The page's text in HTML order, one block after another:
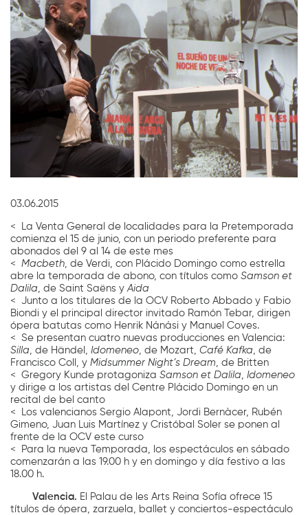
03.06.2015
< La Venta General de localidades para la Pretemporada
comienza el 15 de junio, con un periodo preferente para
abonados del 9 al 14 de este mes
<Macbeth , de Verdi, con Plácido Domingo como estrella
abre la temporada de abono, con títulos comoSamson et
Dalila , de Saint Saëns yAida
< Junto a los titulares de la OCV Roberto Abbado y Fabio
Biondi y el principal director invitado Ramón Tebar, dirigen
ópera batutas como Henrik Nánási y Manuel Coves.
< Se presentan cuatro nuevas producciones en Valencia:
Silla , de Händel,Idomeneo , de Mozart,Café Kafka , de
Francisco Coll, yMidsummer Night’s Dream , de Britten
< Gregory Kunde protagonizaSamson et Dalila ,Idomeneo
y dirige a los artistas del Centre Plácido Domingo en un
recital de bel canto
< Los valencianos Sergio Alapont, Jordi Bernàcer, Rubén
Gimeno, Juan Luis Martínez y Cristóbal Soler se ponen al
frente de la OCV este curso
< Para la nueva Temporada, los espectáculos en sábado
comenzarán a las 19.00 h y en domingo y día festivo a las
18.00 h.
Valencia. El Palau de les Arts Reina Sofía ofrece 15
títulos de ópera, zarzuela, ballet y conciertos-espectáculo